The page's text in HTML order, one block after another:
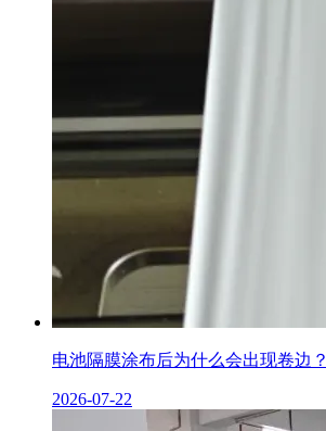
电池隔膜涂布后为什么会出现卷边？
2026-07-22